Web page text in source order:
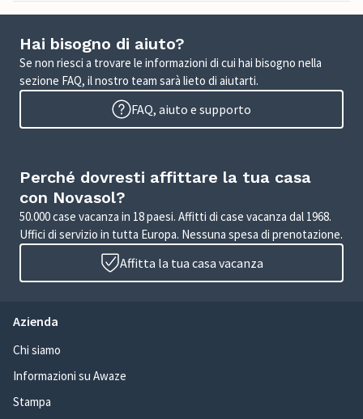
Hai bisogno di aiuto?
Se non riesci a trovare le informazioni di cui hai bisogno nella
sezione FAQ, il nostro team sarà lieto di aiutarti.
FAQ, aiuto e supporto
Perché dovresti affittare la tua casa
con Novasol?
50.000 case vacanza in 18 paesi. Affitti di case vacanza dal 1968.
Uffici di servizio in tutta Europa. Nessuna spesa di prenotazione.
Affitta la tua casa vacanza
Azienda
Chi siamo
Informazioni su Awaze
Stampa